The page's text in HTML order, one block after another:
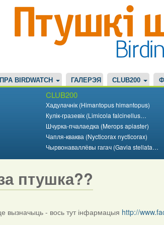
ПРА BIRDWATCH ГАЛЕРЭЯ CLUB200
CLUB200
Хадулачнік (Himantopus himantopus)
Кулік-гразевік (Limicola falcinellus…
Шчурка-пчалаедка (Merops apiaster)
Чапля-кваква (Nycticorax nycticorax)
Чырвонаваллёвы гагач (Gavia stellata…
птушка??
вызначыць - вось тут інфармацыя http://